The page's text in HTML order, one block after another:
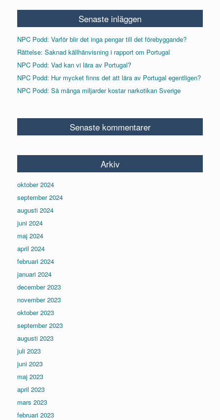
Senaste inläggen
NPC Podd: Varför blir det inga pengar till det förebyggande?
Rättelse: Saknad källhänvisning i rapport om Portugal
NPC Podd: Vad kan vi lära av Portugal?
NPC Podd: Hur mycket finns det att lära av Portugal egentligen?
NPC Podd: Så många miljarder kostar narkotikan Sverige
Senaste kommentarer
Arkiv
oktober 2024
september 2024
augusti 2024
juni 2024
maj 2024
april 2024
februari 2024
januari 2024
december 2023
november 2023
oktober 2023
september 2023
augusti 2023
juli 2023
juni 2023
maj 2023
april 2023
mars 2023
februari 2023